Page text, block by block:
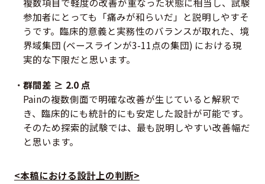
参加者にとっても「痛みが和らいだ」と説明しやすそ
うです。臨床的意義と実務性のバランスが取れた、境
界域集団 (ベースラインが3-11点の集団) における現
実的な下限だと思います。
群間差 ≥ 2.0 点
Painの複数側面で明確な改善が生じていると解釈で
き、臨床的にも統計的にも安定した設計が可能です。
そのため探索的試験では、最も説明しやすい改善幅だ
と思います。
<本稿における設計上の判断>